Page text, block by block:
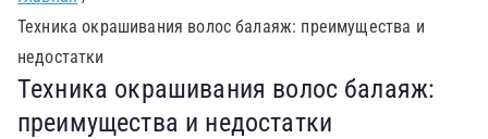
Печерськ
Техника окрашивания волос балаяж:
преимущества и недостатки
Техника окрашивания волос балаяж: преимущества и
недостатки